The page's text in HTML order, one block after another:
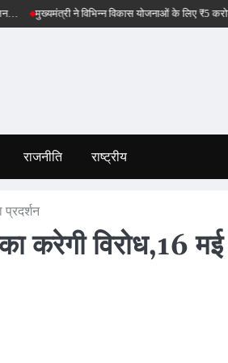
ने विभिन्न विकास योजनाओं के लिए ₹5 करोड़ की वित्तीय
राजनीति राष्ट्रीय
प्रदर्शन
करेगी विरोध,16 मई